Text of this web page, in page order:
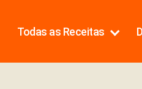
Todas as Receitas